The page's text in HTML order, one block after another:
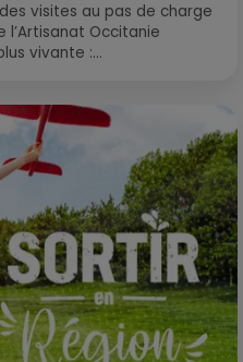
visites au pas de charge
l’Artisanat Occitanie
vivante :...